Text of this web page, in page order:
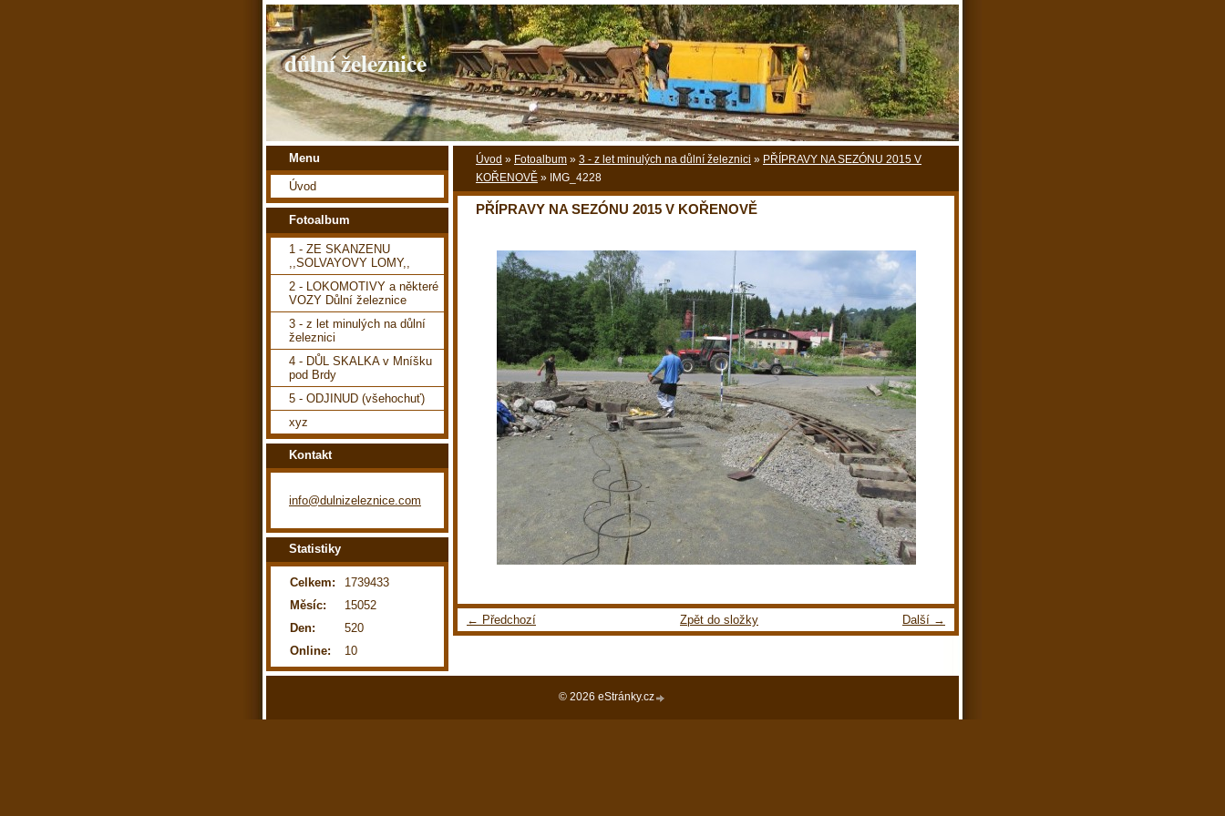
důlní železnice
Úvod » Fotoalbum » 3 - z let minulých na důlní železnici » PŘÍPRAVY NA SEZÓNU 2015 V
KOŘENOVĚ » IMG_4228
PŘÍPRAVY NA SEZÓNU 2015 V KOŘENOVĚ
← Předchozí Další →
Zpět do složky
Menu
Úvod
Fotoalbum
1 - ZE SKANZENU
,,SOLVAYOVY LOMY,,
2 - LOKOMOTIVY a některé
VOZY Důlní železnice
3 - z let minulých na důlní
železnici
4 - DŮL SKALKA v Mníšku
pod Brdy
5 - ODJINUD (všehochuť)
xyz
Kontakt
info@dulnizeleznice.com
Statistiky
Online: 10
Celkem:
1739433
Měsíc:
15052
Den:
520
© 2026 eStránky.cz